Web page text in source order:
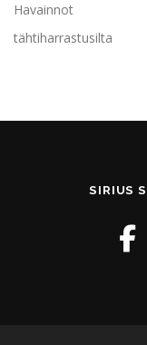
Havainnot
tähtiharrastusilta
SIRIUS